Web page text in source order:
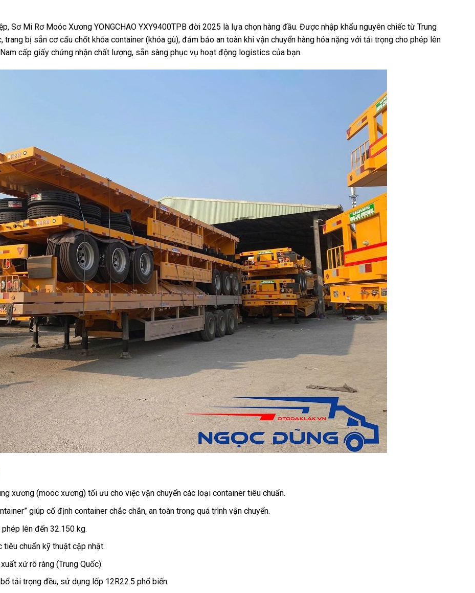
Sơ Mi Rơ Moóc Xương YONGCHAO YXY9400TPB đời 2025 là lựa chọn hàng đầu. Được nhập khẩu nguyên chiếc từ Trung
bị sẵn cơ cấu chốt khóa container (khóa gù), đảm bảo an toàn khi vận chuyển hàng hóa nặng với tải trọng cho phép lên
cấp giấy chứng nhận chất lượng, sẵn sàng phục vụ hoạt động logistics của bạn.
xương (mooc xương) tối ưu cho việc vận chuyển các loại container tiêu chuẩn.
giúp cố định container chắc chắn, an toàn trong quá trình vận chuyển.
lên đến 32.150 kg.
chuẩn kỹ thuật cập nhật.
xứ rõ ràng (Trung Quốc).
tải trọng đều, sử dụng lốp 12R22.5 phổ biến.